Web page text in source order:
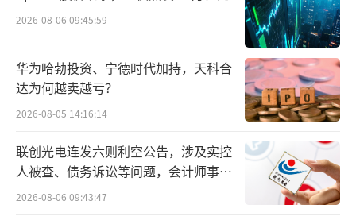
付账期统一至60天内。比亚迪表示，公司积极
响应政策号召，三季度应付账款及应付票据金
额明显下降，且向上游供应商付款的平均周期
进一步缩短。
现阶段，比亚迪研发投入的“短期阵
痛”与“长期价值”正形成鲜明对比。前三季
2026-08-06 09:45:59
华为哈勃投资、宁德时代加持，天科合
达为何越卖越亏？
2026-08-05 14:16:14
联创光电连发六则利空公告，涉及实控
人被查、债务诉讼等问题，会计师事务
所曾出具“保留意见”
2026-08-06 09:43:47